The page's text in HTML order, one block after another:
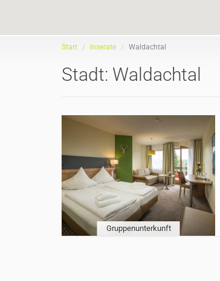
Start Inserate Waldachtal
Stadt: Waldachtal
Gruppenunterkunft